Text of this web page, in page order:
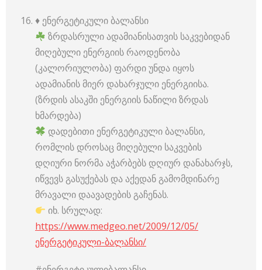
♦️ ენერგეტიკული ბალანსი
ზრდასრული ადამიანისათვის საკვებიდან
მიღებული ენერგიის რაოდენობა
(კალორიულობა) ფარდი უნდა იყოს
ადამიანის მიერ დახარჯული ენერგიისა.
(ზრდის ასაკში ენერგიის ნაწილი ზრდას
ხმარდება)
დადებითი ენერგეტიკული ბალანსი,
რომლის დროსაც მიღებული საკვების
დღიური ნორმა აჭარბებს დღიურ დანახარჯს,
იწვევს გასუქებას და აქედან გამომდინარე
მრავალი დაავადების გაჩენას.
იხ. სრულად:
https://www.medgeo.net/2009/12/05/
ენერგეტიკული-ბალანსი/